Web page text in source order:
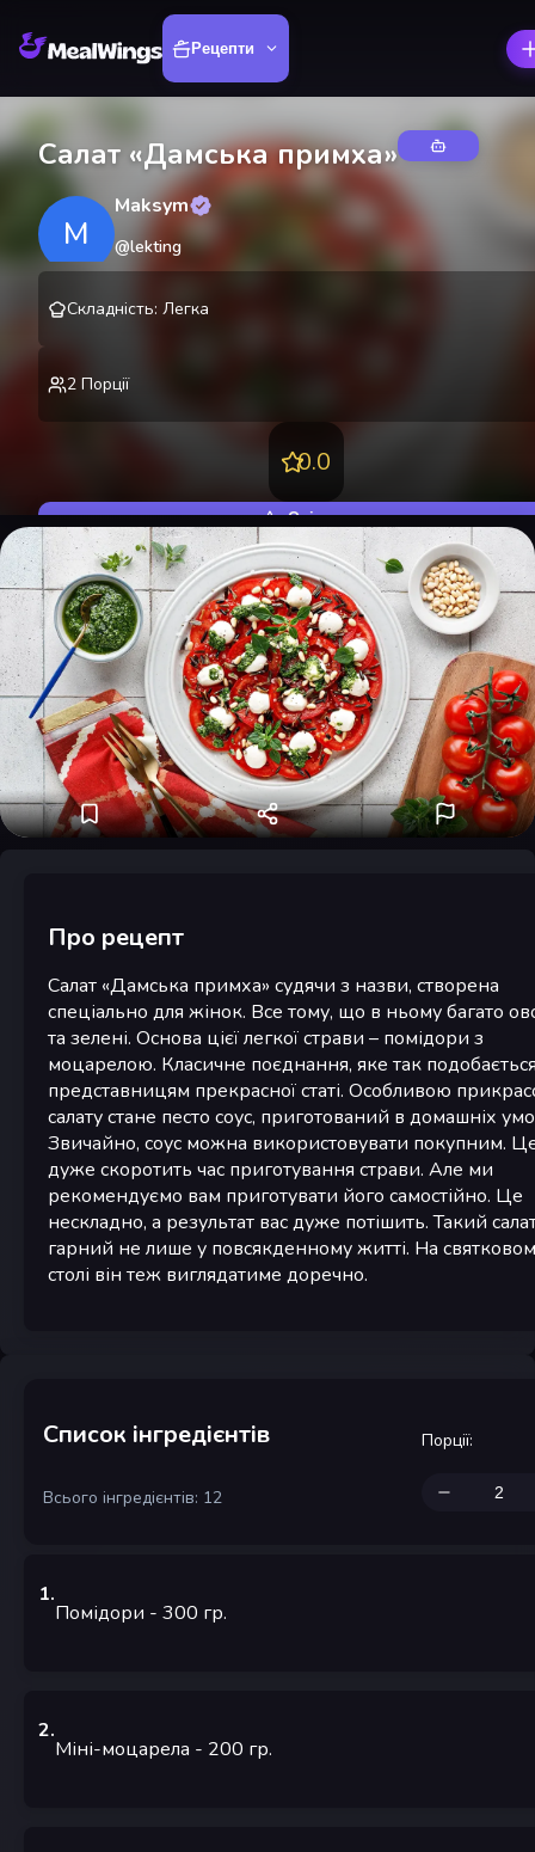
Рецепти
Салат «Дамська примха»
M
Maksym
@lekting
Складність: Легка
2 Порції
0.0
Оцінити
Про рецепт
Салат «Дамська примха» судячи з назви, створена
спеціально для жінок. Все тому, що в ньому багато
та зелені. Основа цієї легкої страви – помідори з
моцарелою. Класичне поєднання, яке так
представницям прекрасної статі. Особливою
салату стане песто соус, приготований в домашніх
Звичайно, соус можна використовувати покупним.
дуже скоротить час приготування страви. Але ми
рекомендуємо вам приготувати його самостійно. Це
нескладно, а результат вас дуже потішить. Такий
гарний не лише у повсякденному житті. На
столі він теж виглядатиме доречно.
Список інгредієнтів
Всього інгредієнтів: 12
Порції:
1.
Помідори - 300 гр.
2.
Міні-моцарела - 200 гр.